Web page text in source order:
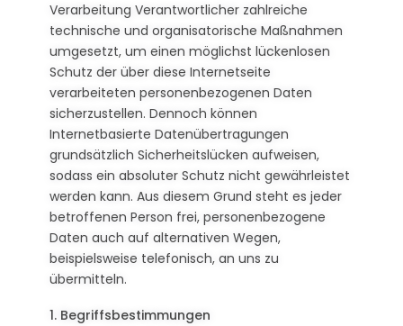
Verarbeitung Verantwortlicher zahlreiche
technische und organisatorische Maßnahmen
umgesetzt, um einen möglichst lückenlosen
Schutz der über diese Internetseite
verarbeiteten personenbezogenen Daten
sicherzustellen. Dennoch können
Internetbasierte Datenübertragungen
grundsätzlich Sicherheitslücken aufweisen,
sodass ein absoluter Schutz nicht gewährleistet
werden kann. Aus diesem Grund steht es jeder
betroffenen Person frei, personenbezogene
Daten auch auf alternativen Wegen,
beispielsweise telefonisch, an uns zu
übermitteln.
1. Begriffsbestimmungen